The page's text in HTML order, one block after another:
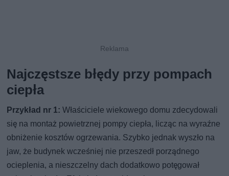
Najczęstsze błędy przy pompach
ciepła
Przykład nr 1: Właściciele wiekowego domu zdecydowali
się na montaż powietrznej pompy ciepła, licząc na wyraźne
obniżenie kosztów ogrzewania. Szybko jednak wyszło na
jaw, że budynek wcześniej nie przeszedł porządnego
ocieplenia, a nieszczelny dach dodatkowo potęgował